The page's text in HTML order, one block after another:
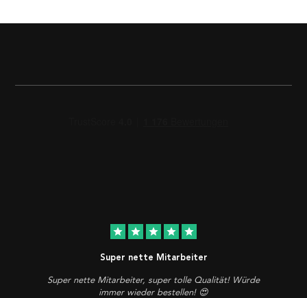
star star star star star
Super nette Mitarbeiter
Super nette Mitarbeiter, super tolle Qualität! Würde
immer wieder bestellen! 😍